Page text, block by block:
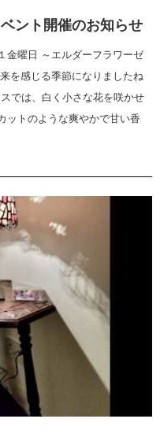
ント開催のお知らせ
金曜日 ～エルダーフラワーゼ
を感じる季節になりましたね
では、白く小さな花を咲かせ
ットのような爽やかで甘い香